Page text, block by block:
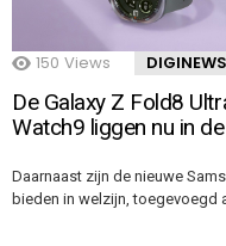
150 Views DIGINEWS
De Galaxy Z Fold8
Watch9 liggen nu in
Daarnaast zijn de nieuwe
bieden in welzijn, toegevoegd